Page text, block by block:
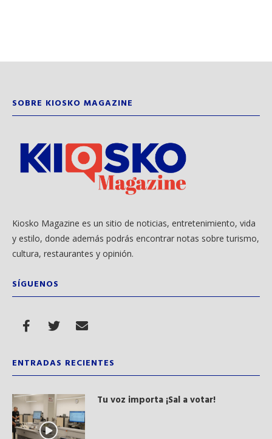
SOBRE KIOSKO MAGAZINE
Kiosko Magazine es un sitio de noticias, entretenimiento, vida
y estilo, donde además podrás encontrar notas sobre turismo,
cultura, restaurantes y opinión.
SÍGUENOS
ENTRADAS RECIENTES
Tu voz importa ¡Sal a votar!